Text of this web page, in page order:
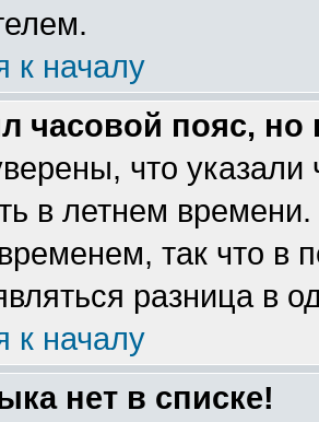
к началу
часовой пояс,
что указали
в летнем
так что в
разница в
к началу
нет в списке!